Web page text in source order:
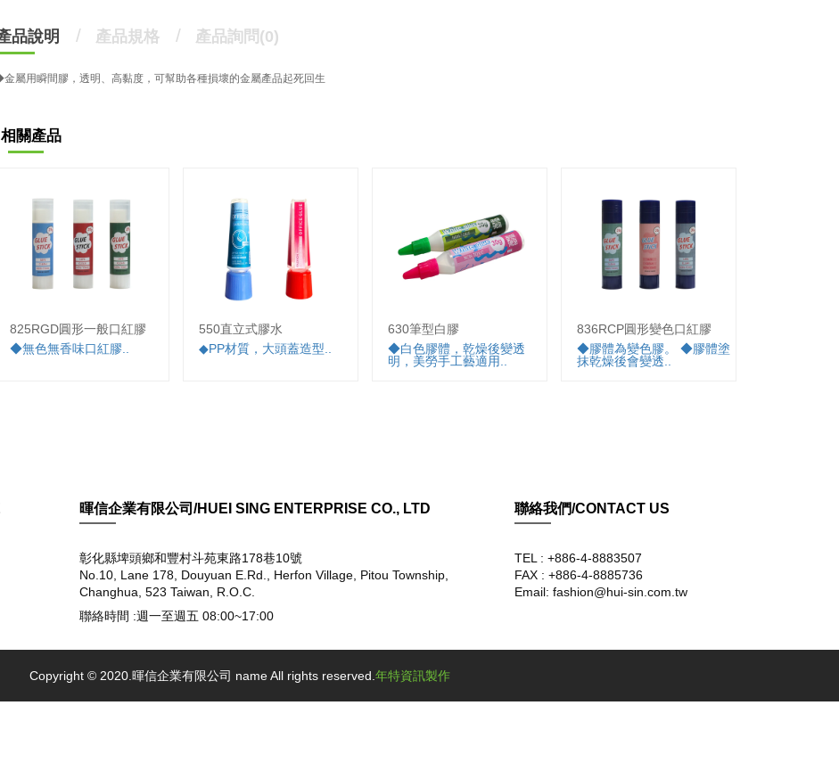
品說明 產品規格 產品詢問(0)
屬用瞬間膠，透明、高黏度，可幫助各種損壞的金屬產品起死回生
相關產品
825RGD圓形一般口紅膠
◆無色無香味口紅膠..
550直立式膠水
◆PP材質，大頭蓋造型..
630筆型白膠
◆白色膠體，乾燥後變透
明，美勞手工藝適用..
836RCP圓形變色口紅膠
◆膠體為變色膠。 ◆膠體塗
抹乾燥後會變透..
暉信企業有限公司/HUEI SING ENTERPRISE CO., LTD
彰化縣埤頭鄉和豐村斗苑東路178巷10號
No.10, Lane 178, Douyuan E.Rd., Herfon Village, Pitou Township,
Changhua, 523 Taiwan, R.O.C.
聯絡時間 :週一至週五 08:00~17:00
聯絡我們/CONTACT US
TEL : +886-4-8883507
FAX : +886-4-8885736
Email: fashion@hui-sin.com.tw
Copyright © 2020.暉信企業有限公司 name All rights reserved. 年特資訊製作